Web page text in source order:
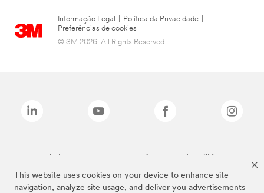
This website uses cookies on your device to enhance site
navigation, analyze site usage, and deliver you advertisements
Informação Legal Política da Privacidade
Preferências de cookies
© 3M 2026. All Rights Reserved.
Todas as marcas mencionadas são propriedade da 3M.